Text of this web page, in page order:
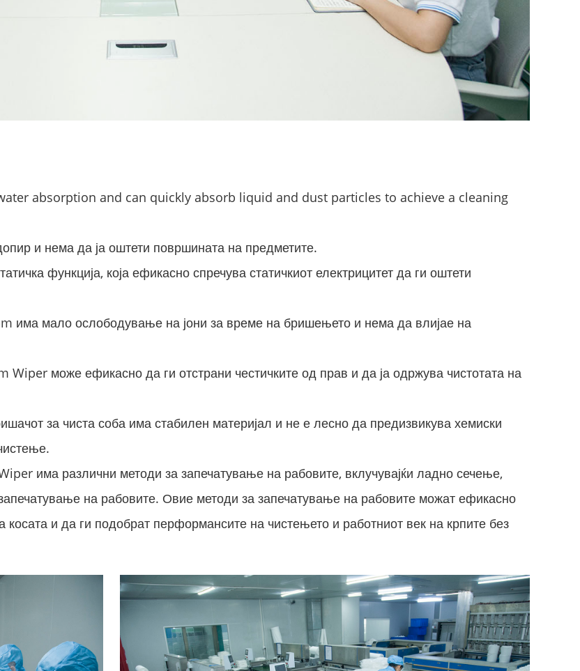
absorption and can quickly absorb liquid and dust particles to achieve a cleaning
и нема да ја оштети површината на предметите.
функција, која ефикасно спречува статичкиот електрицитет да ги оштети
има мало ослободување на јони за време на бришењето и нема да влијае на
може ефикасно да ги отстрани честичките од прав и да ја одржува чистотата на
за чиста соба има стабилен материјал и не е лесно да предизвикува хемиски
има различни методи за запечатување на рабовите, вклучувајќи ладно сечење,
на рабовите. Овие методи за запечатување на рабовите можат ефикасно
и да ги подобрат перформансите на чистењето и работниот век на крпите без